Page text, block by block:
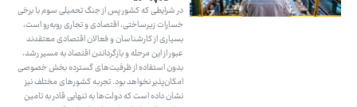
در شرایطی که کشور پس از جنگ تحمیلی سوم با برخی
خسارات زیرساختی، اقتصادی و تجاری روبه‌رو است،
بسیاری از کارشناسان و فعالان اقتصادی معتقدند
عبور از این مرحله و بازگرداندن اقتصاد به مسیر رشد،
بدون استفاده از ظرفیت‌های گسترده بخش خصوصی
امکان‌پذیر نخواهد بود. تجربه کشورهای مختلف نیز
نشان داده است که دولت‌ها به تنهایی قادر به تامین